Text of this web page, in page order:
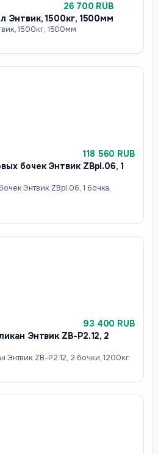
26 700 RUB
Энтвик, 1500кг, 1500мм
1500кг, 1500мм
118 560 RUB
бочек Энтвик ZBpl.06, 1
Энтвик ZBpl.06, 1 бочка,
93 400 RUB
Энтвик ZB-P2.12, 2
Энтвик ZB-P2.12, 2 бочки, 1200кг